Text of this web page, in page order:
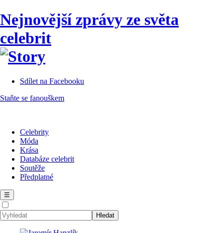
Nejnovější zprávy ze světa
celebrit
Sdílet na Facebooku
Staňte se fanouškem
Celebrity
Móda
Krása
Databáze celebrit
Soutěže
Předplatné
☰